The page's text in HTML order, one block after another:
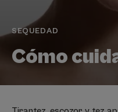
SEQUEDAD
Cómo